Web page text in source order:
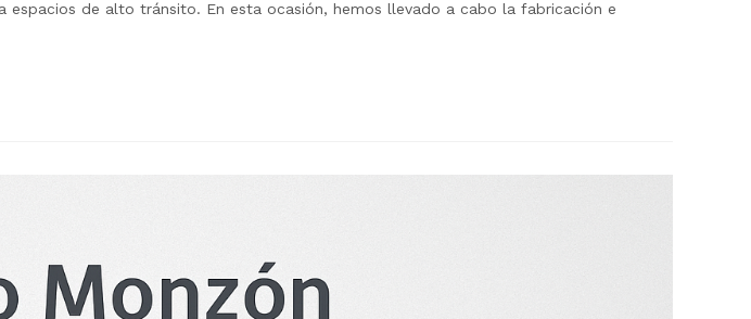
espacios de alto tránsito. En esta ocasión, hemos llevado a cabo la fabricación e